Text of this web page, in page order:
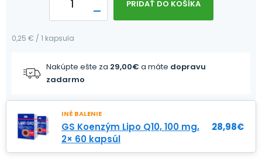
PRIDAŤ DO KOŠÍKA
0,25 € / 1 kapsula
Nakúpte ešte za 29,00€ a máte dopravu
zadarmo
INÉ BALENIE
GS Koenzým Lipo Q10, 100 mg,
2× 60 kapsúl
28,98€